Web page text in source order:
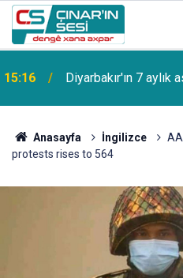
15:16 Diyarbakır'ın 7 aylık
Anasayfa İngilizce
protests rises to 564